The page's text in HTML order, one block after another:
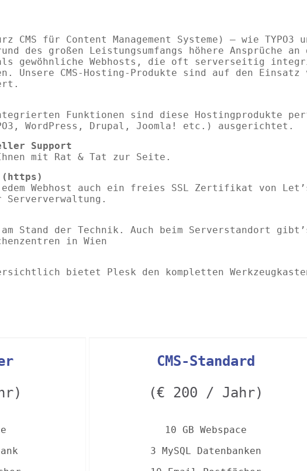
CMS für Content Management Systeme) – wie TYPO3
des großen Leistungsumfangs höhere Ansprüche an
gewöhnliche Webhosts, die oft serverseitig
Unsere CMS-Hosting-Produkte sind auf den Einsatz
Funktionen sind diese Hostingprodukte
WordPress, Drupal, Joomla! etc.) ausgerichtet.
Support
mit Rat & Tat zur Seite.
Webhost auch ein freies SSL Zertifikat von
Stand der Technik. Auch beim Serverstandort
in Wien
bietet Plesk den kompletten
CMS-Standard
(€ 200 / Jahr)
10 GB Webspace
3 MySQL Datenbanken